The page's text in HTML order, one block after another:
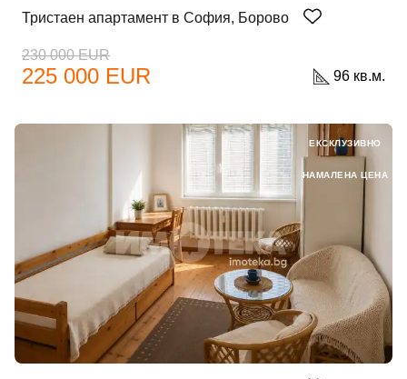
Тристаен апартамент в София, Борово
230 000 EUR
225 000 EUR 96 кв.м.
ЕКСКЛУЗИВНО
НАМАЛЕНА ЦЕНА